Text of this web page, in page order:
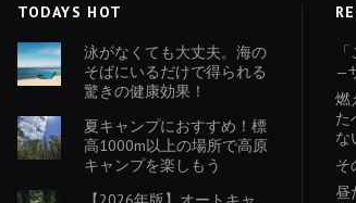
TODAYS HOT
泳がなくても大丈夫。海の
そばにいるだけで得られる
驚きの健康効果！
夏キャンプにおすすめ！標
高1000m以上の場所で高原
キャンプを楽しもう
—
燃
た
な
そ
昼